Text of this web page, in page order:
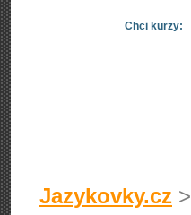
Chci kurzy:
Jazykovky.cz >